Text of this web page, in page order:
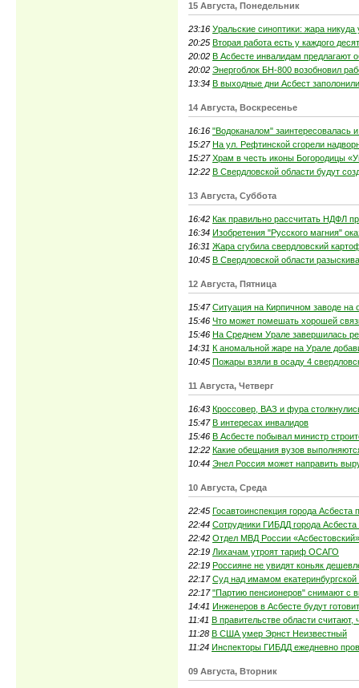
15 Августа, Понедельник
23:16 Уральские синоптики: жара никуда
20:25 Вторая работа есть у каждого
20:02 В Асбесте инвалидам предлагают
20:02 Энергоблок БН-800 возобновил
13:34 В выходные дни Асбест
14 Августа, Воскресенье
16:16 "Водоканалом" заинтересовалась
15:27 На ул. Рефтинской сгорели
15:27 Храм в честь иконы Богородицы
12:22 В Свердловской области будут
13 Августа, Суббота
16:42 Как правильно рассчитать НДФЛ
16:34 Изобретения "Русского магния"
16:31 Жара сгубила свердловский
10:45 В Свердловской области
12 Августа, Пятница
15:47 Ситуация на Кирпичном заводе на
15:46 Что может помешать хорошей
15:46 На Среднем Урале завершилась
14:31 К аномальной жаре на Урале
10:45 Пожары взяли в осаду 4
11 Августа, Четверг
16:43 Кроссовер, ВАЗ и фура
15:47 В интересах инвалидов
15:46 В Асбесте побывал министр
12:22 Какие обещания вузов
10:44 Энел Россия может направить
10 Августа, Среда
22:45 Госавтоинспекция города Асбеста
22:44 Сотрудники ГИБДД города
22:42 Отдел МВД России
22:19 Лихачам утроят тариф ОСАГО
22:19 Россияне не увидят коньяк
22:17 Суд над имамом
22:17 "Партию пенсионеров" снимают с
14:41 Инженеров в Асбесте будут
11:41 В правительстве области
11:28 В США умер Эрнст Неизвестный
11:24 Инспекторы ГИБДД ежедневно
09 Августа, Вторник